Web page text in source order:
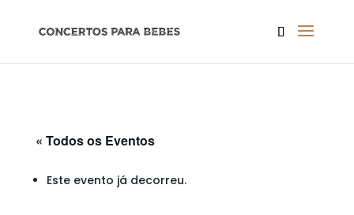
« Todos os Eventos
Este evento já decorreu.